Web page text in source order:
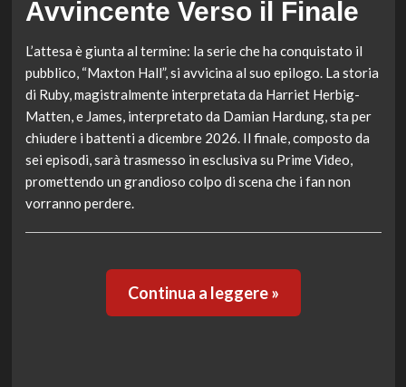
Avvincente Verso il Finale
L’attesa è giunta al termine: la serie che ha conquistato il
pubblico, “Maxton Hall”, si avvicina al suo epilogo. La storia
di Ruby, magistralmente interpretata da Harriet Herbig-
Matten, e James, interpretato da Damian Hardung, sta per
chiudere i battenti a dicembre 2026. Il finale, composto da
sei episodi, sarà trasmesso in esclusiva su Prime Video,
promettendo un grandioso colpo di scena che i fan non
vorranno perdere.
Continua a leggere »